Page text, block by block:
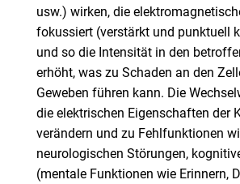
usw.) wirken, die
fokussiert (verstärkt und punktuell
und so die Intensität in den
erhöht, was zu Schaden an den
Geweben führen kann. Die
die elektrischen Eigenschaften der
verändern und zu Fehlfunktionen
neurologischen Störungen,
(mentale Funktionen wie Erinnern,